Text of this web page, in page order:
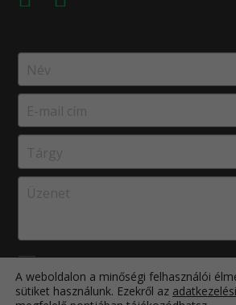
tájékoztatóbanleírtakat.
A weboldalon a minőségi felhasználói
sütiket használunk. Ezekről az